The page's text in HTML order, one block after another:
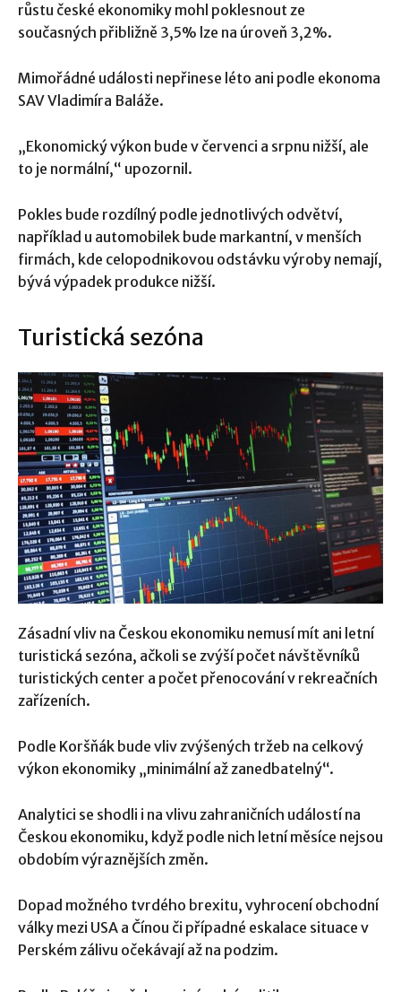
růstu české ekonomiky mohl poklesnout ze
současných přibližně 3,5% lze na úroveň 3,2%.
Mimořádné události nepřinese léto ani podle ekonoma
SAV Vladimíra Baláže.
„Ekonomický výkon bude v červenci a srpnu nižší, ale
to je normální,“ upozornil.
Pokles bude rozdílný podle jednotlivých odvětví,
například u automobilek bude markantní, v menších
firmách, kde celopodnikovou odstávku výroby nemají,
bývá výpadek produkce nižší.
Turistická sezóna
Zásadní vliv na Českou ekonomiku nemusí mít ani letní
turistická sezóna, ačkoli se zvýší počet návštěvníků
turistických center a počet přenocování v rekreačních
zařízeních.
Podle Koršňák bude vliv zvýšených tržeb na celkový
výkon ekonomiky „minimální až zanedbatelný“.
Analytici se shodli i na vlivu zahraničních událostí na
Českou ekonomiku, když podle nich letní měsíce nejsou
obdobím výraznějších změn.
Dopad možného tvrdého brexitu, vyhrocení obchodní
války mezi USA a Čínou či případné eskalace situace v
Perském zálivu očekávají až na podzim.